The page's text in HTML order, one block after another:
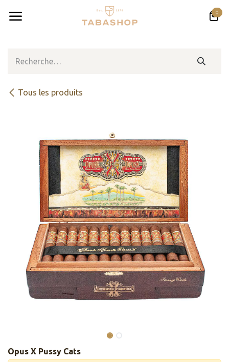
0
Tous les produits
Opus X Pussy Cats